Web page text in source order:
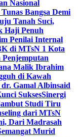
Nasional
Bangsa Demi
Tanah Suci,
Haji Penuh
Penilai Internal
di MTsN 1 Kota
Malik Ibrahim
di Kawah
Gamal Albinsaid
SuksesSinergi
Studi Tiru
dari MTsN
Dari Madrasah
Murid